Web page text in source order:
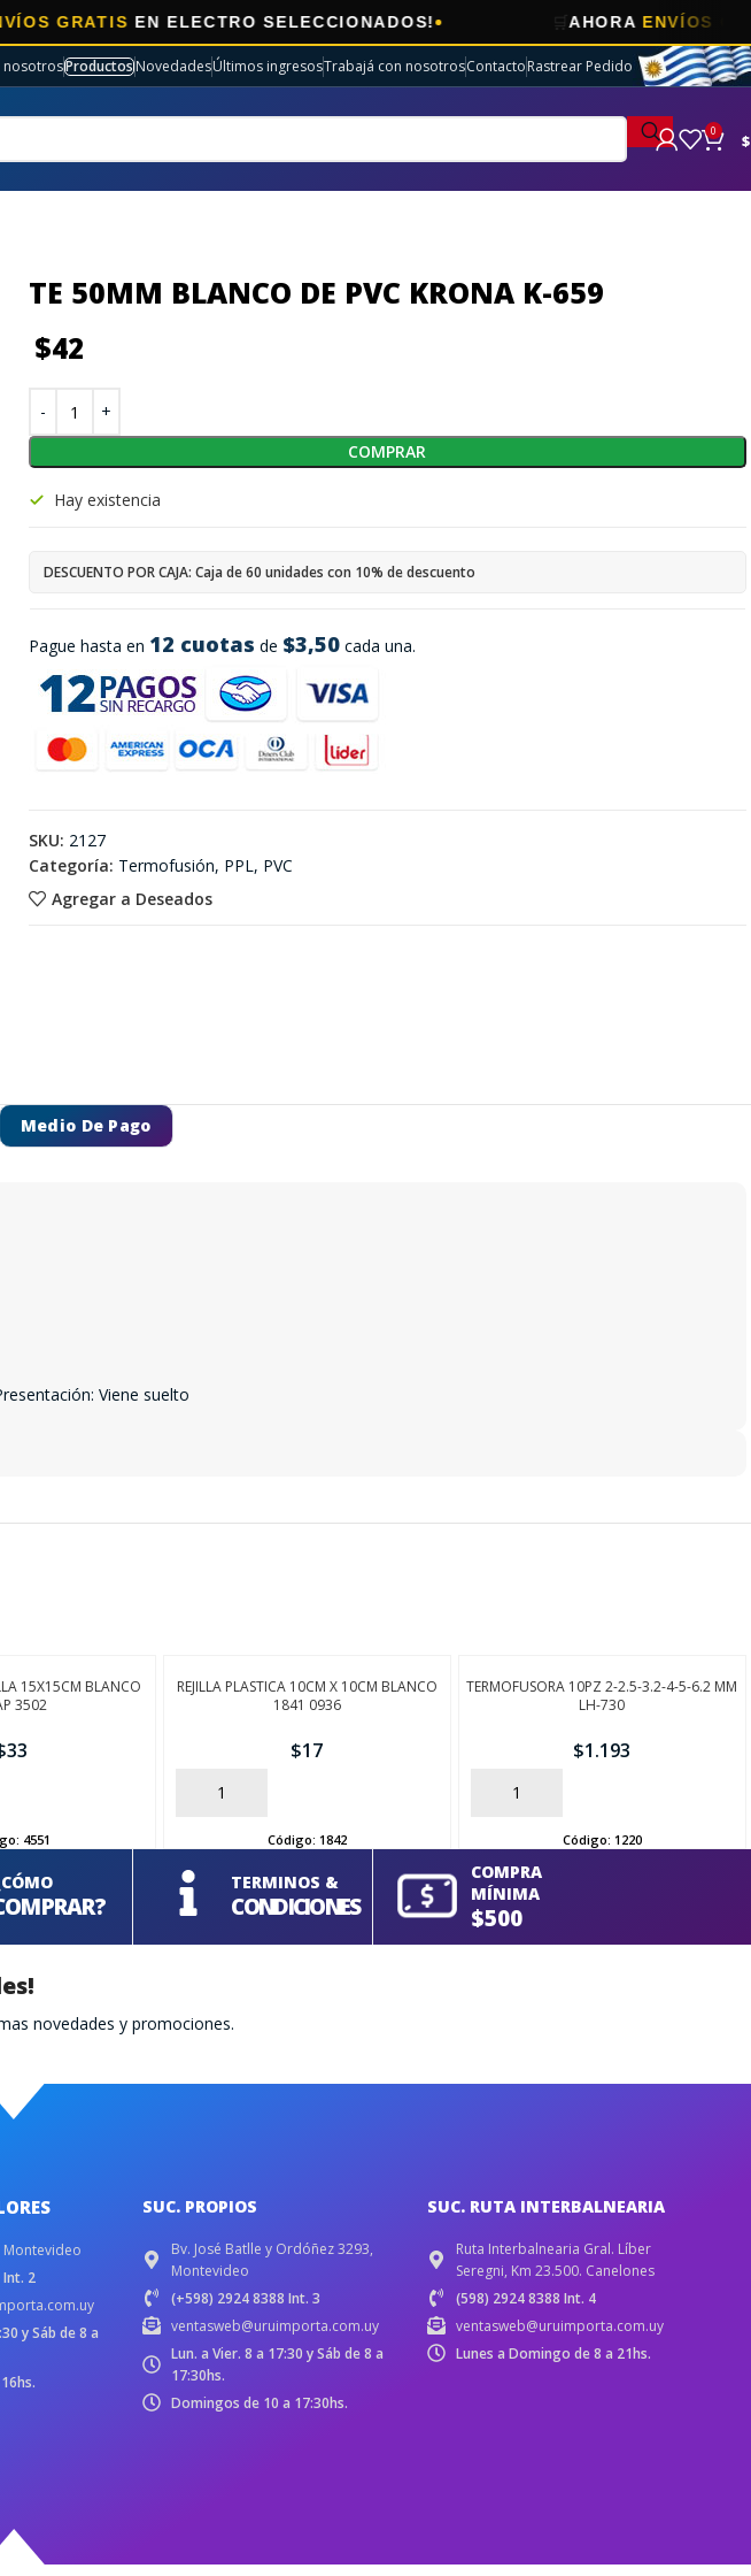
EN ELECTRO SELECCIONADOS! ENVÍOS GRATIS
nosotrosProductosNovedadesÚltimos ingresosTrabajá con nosotrosContactoRastrear Pedido
0 $
TE 50MM BLANCO DE PVC KRONA K-659
$42
Pague hasta en 12 cuotas de $3,50cada una.
Hay existencia
DESCUENTO POR CAJA: Caja de 60 unidades con 10% de descuento
COMPRAR
Agregar a Deseados
SKU: 2127
Categoría: Termofusión, PPL, PVC
Medio De Pago
Viene suelto
15X15CM BLANCO
3502
33
4551
REJILLA PLASTICA 10CM X 10CM BLANCO
1841 0936
$17
AÑADIR
Código: 1842
TERMOFUSORA 10PZ 2-2.5-3.2-4-5-6.2 MM
LH-730
$1.193
AÑADIR
Código: 1220
TERMINOS &
CONDICIONES
COMPRA
MÍNIMA
$500
novedades y promociones.
Montevideo
Int. 2
y Sáb de 8 a
SUC. PROPIOS
Bv. José Batlle y Ordóñez 3293,
Montevideo
(+598) 2924 8388 Int. 3
ventasweb@uruimporta.com.uy
Lun. a Vier. 8 a 17:30 y Sáb de 8 a
17:30hs.
Domingos de 10 a 17:30hs.
SUC. RUTA INTERBALNEARIA
Ruta Interbalnearia Gral. Líber
Seregni, Km 23.500. Canelones
(598) 2924 8388 Int. 4
ventasweb@uruimporta.com.uy
Lunes a Domingo de 8 a 21hs.